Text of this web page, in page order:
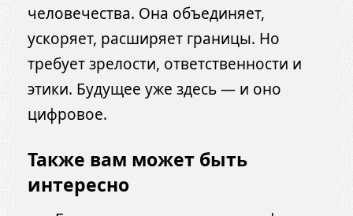
человечества. Она объединяет,
ускоряет, расширяет границы. Но
требует зрелости, ответственности и
этики. Будущее уже здесь — и оно
цифровое.
Также вам может быть
интересно